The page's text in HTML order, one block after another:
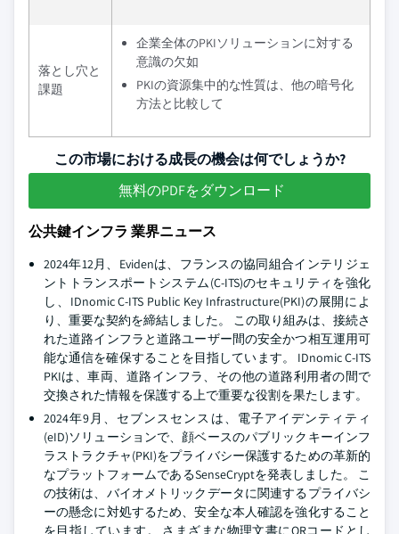
落とし穴と
課題
企業全体のPKIソリューションに対する
意識の欠如
PKIの資源集中的な性質は、他の暗号化
方法と比較して
この市場における成長の機会は何でしょうか?
無料のPDFをダウンロード
公共鍵インフラ 業界ニュース
2024年12月、Evidenは、フランスの協同組合インテリジェ
ントトランスポートシステム(C-ITS)のセキュリティを強化
し、IDnomic C-ITS Public Key Infrastructure(PKI)の展開によ
り、重要な契約を締結しました。 この取り組みは、接続さ
れた道路インフラと道路ユーザー間の安全かつ相互運用可
能な通信を確保することを目指しています。 IDnomic C-ITS
PKIは、車両、道路インフラ、その他の道路利用者の間で
交換された情報を保護する上で重要な役割を果たします。
2024年9月、セブンスセンスは、電子アイデンティティ
(eID)ソリューションで、顔ベースのパブリックキーインフ
ラストラクチャ(PKI)をプライバシー保護するための革新的
なプラットフォームであるSenseCryptを発表しました。 こ
の技術は、バイオメトリックデータに関連するプライバシ
ーの懸念に対処するため、安全な本人確認を強化すること
を目指しています。 さまざまな物理文書にQRコードとし